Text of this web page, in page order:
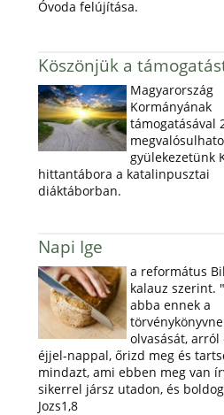
Óvoda felújítása.
Köszönjük a
Magyarország
Kormányának
támogatásával
gyülekezetünk
hittantábora a katalinpusztai
diáktáborban.
Napi Ige
a református
kalauz szerint.
abba ennek a
olvasását,
éjjel-nappal, őrizd meg és
mindazt, ami ebben meg van
sikerrel jársz utadon, és
Jozs1,8